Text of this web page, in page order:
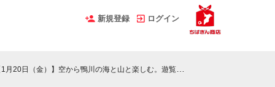
新規登録 ログイン
日（金）】空から鴨川の海と山と楽しむ。遊覧ヘリクルージング